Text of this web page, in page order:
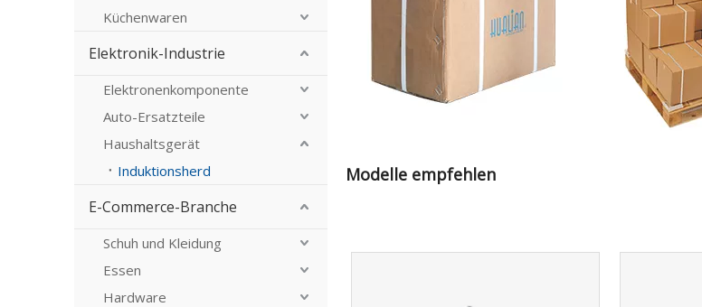
Küchenwaren
Elektronik-Industrie
Elektronenkomponente
Auto-Ersatzteile
Haushaltsgerät
Induktionsherd
E-Commerce-Branche
Schuh und Kleidung
Essen
Hardware
Modelle empfehlen